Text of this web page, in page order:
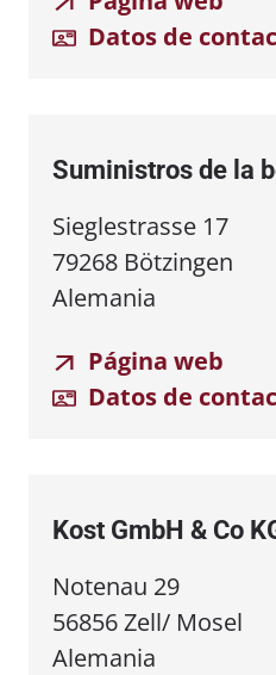
Datos de
Suministros de la
Sieglestrasse 17
79268 Bötzingen
Alemania
Página web
Datos de
Kost GmbH & Co
Notenau 29
56856 Zell/ Mosel
Alemania